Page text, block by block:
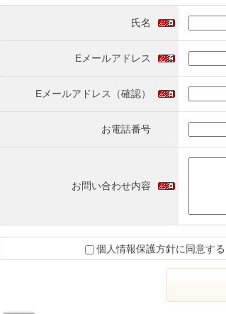
氏名
Eメールアドレス
Eメールアドレス（確認）
お電話番号
お問い合わせ内容
個人情報保護方針に同意する